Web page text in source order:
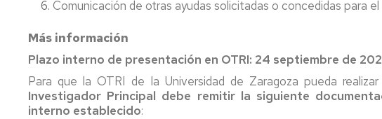
Comunicación de otras ayudas solicitadas o concedidas para el
Más información
Plazo interno de presentación en OTRI: 24 septiembre de
Para que la OTRI de la Universidad de Zaragoza pueda
Investigador Principal debe remitir la siguiente
interno establecido: